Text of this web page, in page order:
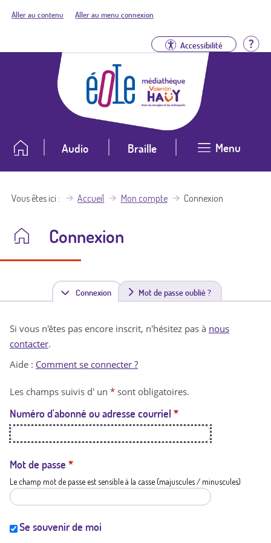
Aller au contenu Aller au menu connexion
Accessibilité
Audio Braille Menu
Vous êtes ici Accueil Mon compte Connexion
Connexion
Connexion(
n
t
a
t
i
Mot de passe oublié ?
Si vous n'êtes pas encore inscrit, n'hésitez pas à nous
contacter.
Aide : Comment se connecter ?
Les champs suivis d' un * sont obligatoires.
Numéro d'abonné ou adresse courriel *
Mot de passe *
Le champ mot de passe est sensible à la casse (majuscules / minuscules)
Se souvenir de moi